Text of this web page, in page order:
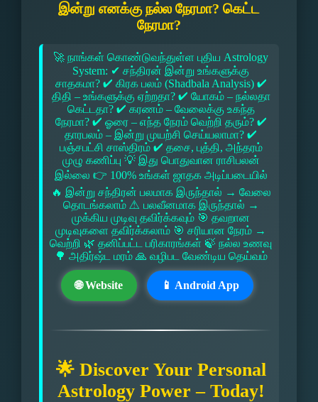
இன்று எனக்கு நல்ல நேரமா? கெட்ட
நேரமா?
🚀 நாங்கள் கொண்டுவந்துள்ள புதிய Astrology
System: ✔ சந்திரன் இன்று உங்களுக்கு
சாதகமா? ✔ கிரக பலம் (Shadbala Analysis) ✔
திதி – உங்களுக்கு ஏற்றதா? ✔ யோகம் – நல்லதா
கெட்டதா? ✔ கரணம் – வேலைக்கு உகந்த
நேரமா? ✔ ஓரை – எந்த நேரம் வெற்றி தரும்? ✔
தாரபலம் – இன்று முயற்சி செய்யலாமா? ✔
பஞ்சபட்சி சாஸ்திரம் ✔ தசை, புத்தி, அந்தரம்
முழு கணிப்பு 💡 இது பொதுவான ராசிபலன்
இல்லை 👉 100% உங்கள் ஜாதக அடிப்படையில்
🔥 இன்று சந்திரன் பலமாக இருந்தால் → வேலை
தொடங்கலாம் ⚠ பலவீனமாக இருந்தால் →
முக்கிய முடிவு தவிர்க்கவும் 🎯 தவறான
முடிவுகளை தவிர்க்கலாம் 🎯 சரியான நேரம் →
வெற்றி 🌿 தனிப்பட்ட பரிகாரங்கள் 🍃 நல்ல உணவு
🌳 அதிர்ஷ்ட மரம் 🙏 வழிபட வேண்டிய தெய்வம்
🌐 Website 📱 Android App
🌟 Discover Your Personal
Astrology Power – Today!